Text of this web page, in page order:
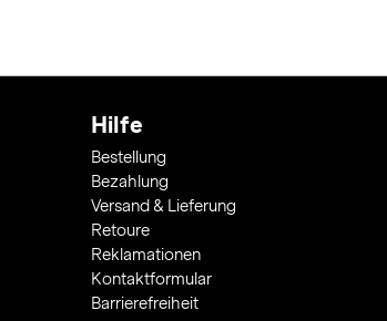
Hilfe
Bestellung
Bezahlung
Versand & Lieferung
Retoure
Reklamationen
Kontaktformular
Barrierefreiheit